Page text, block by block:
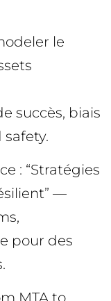
le
succès, biais
: “Stratégies
—
pour des